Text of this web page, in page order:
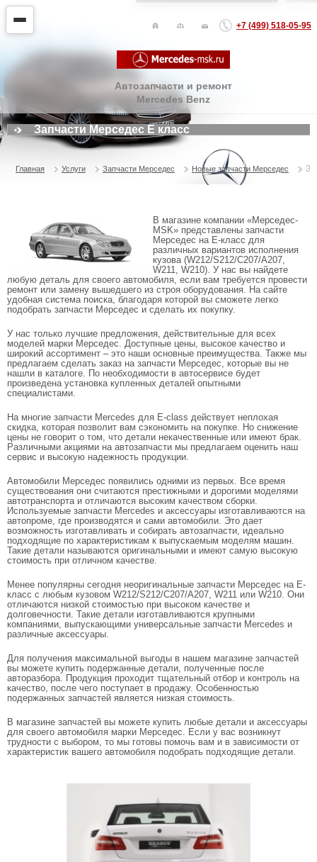
+7 (499) 518-05-95
Автозапчасти и ремонт
Mercedes Benz
Запчасти Мерседес E класс
Главная Услуги Запчасти Мерседес Новые запчасти Мерседес
В магазине компании «Мерседес-
MSK» представлены запчасти
Мерседес на E-класс для
различных вариантов исполнения
кузова (W212/S212/C207/A207,
W211, W210). У нас вы найдете
любую деталь для своего автомобиля, если вам требуется провести
ремонт или замену вышедшего из строя оборудования. На сайте
удобная система поиска, благодаря которой вы сможете легко
подобрать запчасти Мерседес и сделать их покупку.
У нас только лучшие предложения, действительные для всех
моделей марки Мерседес. Доступные цены, высокое качество и
широкий ассортимент – это наши основные преимущества. Также мы
предлагаем сделать заказ на запчасти Мерседес, которые вы не
нашли в каталоге. По необходимости в автосервисе будет
произведена установка купленных деталей опытными
специалистами.
На многие запчасти Mercedes для E-class действует неплохая
скидка, которая позволит вам сэкономить на покупке. Но снижение
цены не говорит о том, что детали некачественные или имеют брак.
Различными акциями на автозапчасти мы предлагаем оценить наш
сервис и высокую надежность продукции.
Автомобили Мерседес появились одними из первых. Все время
существования они считаются престижными и дорогими моделями
автотранспорта и отличаются высоким качеством сборки.
Используемые запчасти Mercedes и аксессуары изготавливаются на
автопроме, где производятся и сами автомобили. Это дает
возможность изготавливать и собирать автозапчасти, идеально
подходящие по характеристикам к выпускаемым моделям машин.
Такие детали называются оригинальными и имеют самую высокую
стоимость при отличном качестве.
Менее популярны сегодня неоригинальные запчасти Мерседес на E-
класс с любым кузовом W212/S212/C207/A207, W211 или W210. Они
отличаются низкой стоимостью при высоком качестве и
долговечности. Такие детали изготавливаются крупными
компаниями, выпускающими универсальные запчасти Mercedes и
различные аксессуары.
Для получения максимальной выгоды в нашем магазине запчастей
вы можете купить подержанные детали, полученные после
авторазбора. Продукция проходит тщательный отбор и контроль на
качество, после чего поступает в продажу. Особенностью
подержанных запчастей является низкая стоимость.
В магазине запчастей вы можете купить любые детали и аксессуары
для своего автомобиля марки Мерседес. Если у вас возникнут
трудности с выбором, то мы готовы помочь вам и в зависимости от
характеристик вашего автомобиля подобрать подходящие детали.